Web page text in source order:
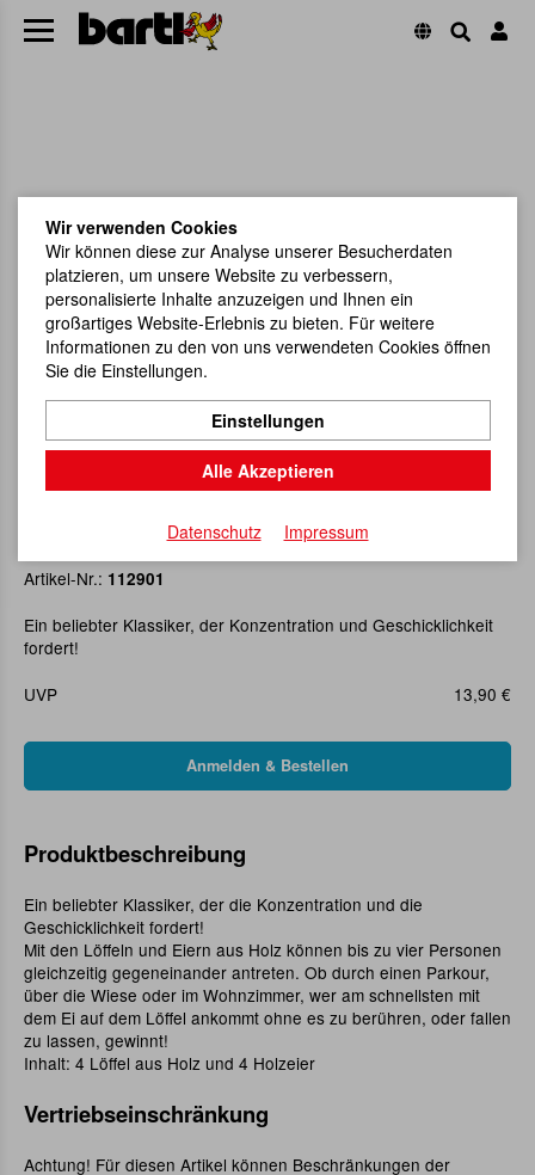
Eierlauf-Duell (für 4 Spieler)
Artikel-Nr.: 112901
Ein beliebter Klassiker, der Konzentration und Geschicklichkeit
fordert!
UVP
13,90 €
Produktbeschreibung
Ein beliebter Klassiker, der die Konzentration und die
Geschicklichkeit fordert!
Mit den Löffeln und Eiern aus Holz können bis zu vier Personen
gleichzeitig gegeneinander antreten. Ob durch einen Parkour,
über die Wiese oder im Wohnzimmer, wer am schnellsten mit
dem Ei auf dem Löffel ankommt ohne es zu berühren, oder fallen
zu lassen, gewinnt!
Inhalt: 4 Löffel aus Holz und 4 Holzeier
Vertriebseinschränkung
Achtung! Für diesen Artikel können Beschränkungen der
Wir verwenden Cookies
Wir können diese zur Analyse unserer Besucherdaten
platzieren, um unsere Website zu verbessern,
personalisierte Inhalte anzuzeigen und Ihnen ein
großartiges Website-Erlebnis zu bieten. Für weitere
Informationen zu den von uns verwendeten Cookies öffnen
Sie die Einstellungen.
Einstellungen
Alle Akzeptieren
Datenschutz Impressum